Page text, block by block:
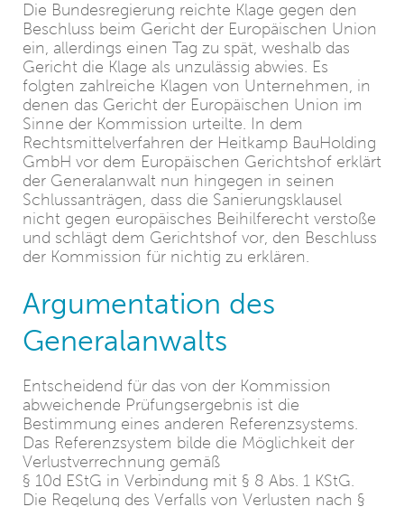
Die Bundesregierung reichte Klage gegen den
Beschluss beim Gericht der Europäischen Union
ein, allerdings einen Tag zu spät, weshalb das
Gericht die Klage als unzulässig abwies. Es
folgten zahlreiche Klagen von Unternehmen, in
denen das Gericht der Europäischen Union im
Sinne der Kommission urteilte. In dem
Rechtsmittelverfahren der Heitkamp BauHolding
GmbH vor dem Europäischen Gerichtshof erklärt
der Generalanwalt nun hingegen in seinen
Schlussanträgen, dass die Sanierungsklausel
nicht gegen europäisches Beihilferecht verstoße
und schlägt dem Gerichtshof vor, den Beschluss
der Kommission für nichtig zu erklären.
Argumentation des
Generalanwalts
Entscheidend für das von der Kommission
abweichende Prüfungsergebnis ist die
Bestimmung eines anderen Referenzsystems.
Das Referenzsystem bilde die Möglichkeit der
Verlustverrechnung gemäß
§ 10d EStG in Verbindung mit § 8 Abs. 1 KStG.
Die Regelung des Verfalls von Verlusten nach §